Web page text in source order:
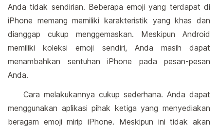
Anda tidak sendirian. Beberapa emoji yang terdapat di
iPhone memang memiliki karakteristik yang khas dan
dianggap cukup menggemaskan. Meskipun Android
memiliki koleksi emoji sendiri, Anda masih dapat
menambahkan sentuhan iPhone pada pesan-pesan
Anda.
Cara melakukannya cukup sederhana. Anda dapat
menggunakan aplikasi pihak ketiga yang menyediakan
beragam emoji mirip iPhone. Meskipun ini tidak akan